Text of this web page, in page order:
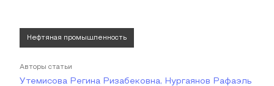
Нефтяная промышленность
Авторы статьи
Утемисова Регина Ризабековна, Нургаянов Рафаэль